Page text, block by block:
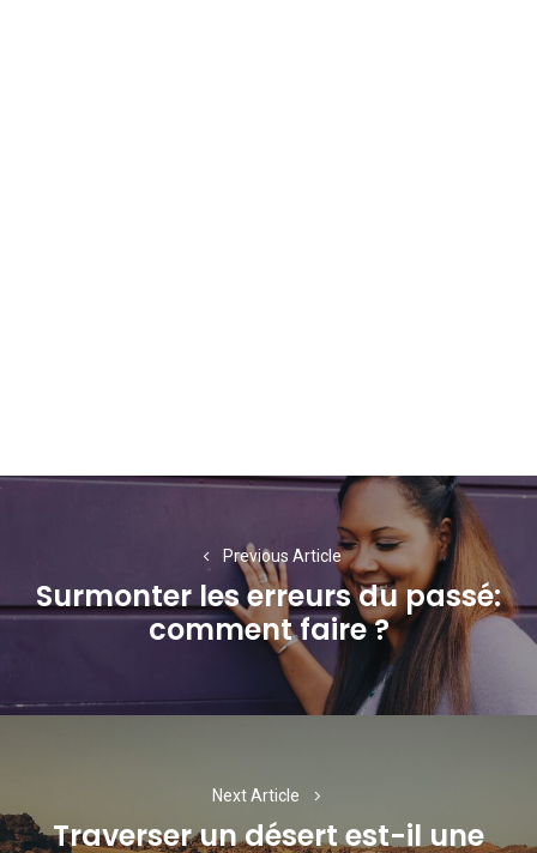
Navigation
l’article
Previous Article
Previous
post:
Surmonter les erreurs du passé:
comment faire ?
Next Article
Traverser un désert est-il une